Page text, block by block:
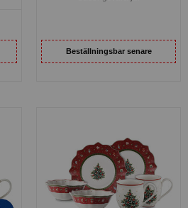
Beställningsbar senare